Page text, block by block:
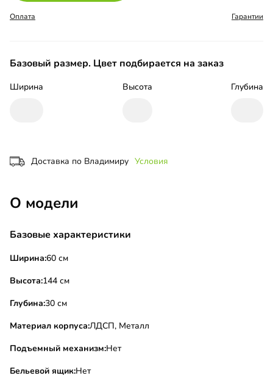
Оплата Гарантии
Базовый размер. Цвет подбирается на заказ
Ширина Высота Глубина
Доставка по Владимиру Условия
О модели
Базовые характеристики
Ширина:60 см
Высота:144 см
Глубина:30 см
Материал корпуса:ЛДСП, Металл
Подъемный механизм:Нет
Бельевой ящик:Нет